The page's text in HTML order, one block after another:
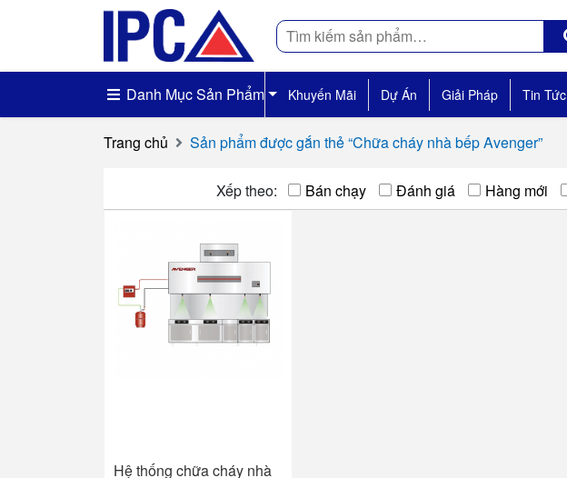
Tìm
kiếm
Danh Mục Sản Phẩm Khuyến Mãi Dự Án Giải Pháp Tin Tức
Trang chủ Sản phẩm được gắn thẻ “Chữa cháy nhà bếp Avenger”
Xếp theo: Bán chạy Đánh giá Hàng mới
Hệ thống chữa cháy nhà